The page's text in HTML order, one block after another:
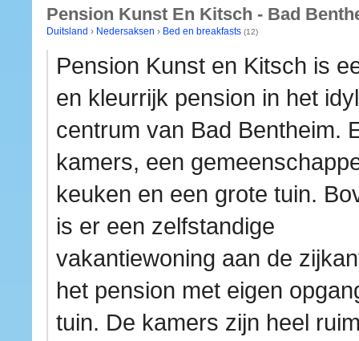
Pension Kunst En Kitsch - Bad
Duitsland › Nedersaksen › Bed en breakfasts (12)
Pension Kunst en Kitsch is
en kleurrijk pension in het
centrum van Bad Bentheim.
kamers, een
keuken en een grote tuin.
is er een zelfstandige
vakantiewoning aan de
het pension met eigen
tuin. De kamers zijn heel